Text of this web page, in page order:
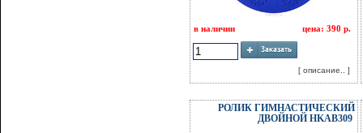
в наличии цена: 390 р.
[ описание.. ]
РОЛИК ГИМНАСТИЧЕСКИЙ
ДВОЙНОЙ HKAB309